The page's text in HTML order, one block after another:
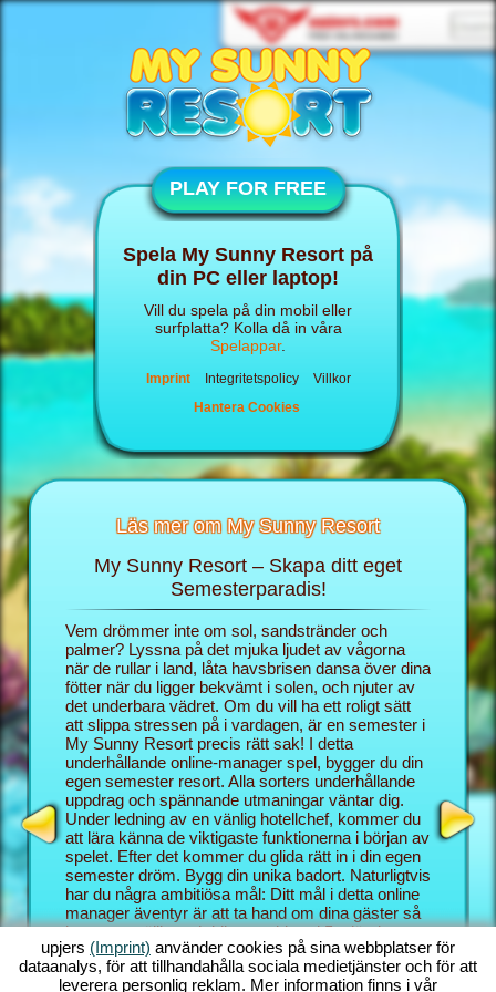
PLAY FOR FREE
Spela My Sunny Resort på
din PC eller laptop!
Vill du spela på din mobil eller
surfplatta? Kolla då in våra
Spelappar.
Imprint Integritetspolicy
Villkor
Hantera Cookies
Läs mer om My Sunny Resort
din
My Sunny Resort – Skapa ditt eget
Semesterparadis!
Vem drömmer inte om sol, sandstränder och
palmer? Lyssna på det mjuka ljudet av vågorna
när de rullar i land, låta havsbrisen dansa över dina
fötter när du ligger bekvämt i solen, och njuter av
det underbara vädret. Om du vill ha ett roligt sätt
att slippa stressen på i vardagen, är en semester i
My Sunny Resort precis rätt sak! I detta
underhållande online-manager spel, bygger du din
egen semester resort. Alla sorters underhållande
uppdrag och spännande utmaningar väntar dig.
Under ledning av en vänlig hotellchef, kommer du
att lära känna de viktigaste funktionerna i början av
spelet. Efter det kommer du glida rätt in i din egen
semester dröm. Bygg din unika badort. Naturligtvis
har du några ambitiösa mål: Ditt mål i detta online
manager äventyr är att ta hand om dina gäster så
bra som möjligt och bli en etablerad 5 stjärnig
resort. Du har massor av funktioner till ditt
förfogande. Ju längre du kommer i det här strand
spelet, desto fler möjligheter får du!
I
rollen
Resort
bättre
Med
och
som du
upjers (Imprint) använder cookies på sina webbplatser för
dataanalys, för att tillhandahålla sociala medietjänster och för att
leverera personlig reklam. Mer information finns i vår